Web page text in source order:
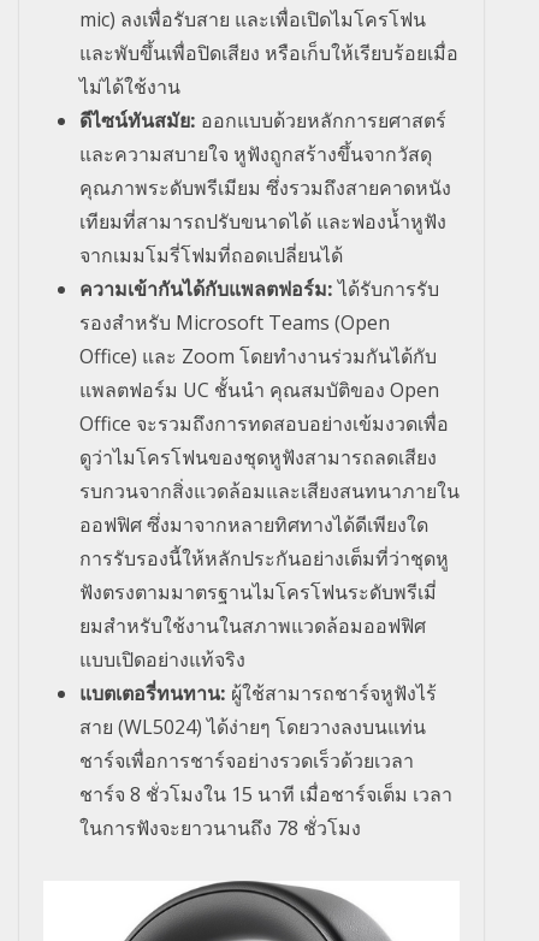
mic) ลงเพื่อรับสาย และเพื่อเปิดไมโครโฟน
และพับขึ้นเพื่อปิดเสียง หรือเก็บให้เรียบร้อยเมื่อ
ไม่ได้ใช้งาน
ดีไซน์ทันสมัย: ออกแบบด้วยหลักการยศาสตร์
และความสบายใจ หูฟังถูกสร้างขึ้นจากวัสดุ
คุณภาพระดับพรีเมียม ซึ่งรวมถึงสายคาดหนัง
เทียมที่สามารถปรับขนาดได้ และฟองน้ำหูฟัง
จากเมมโมรี่โฟมที่ถอดเปลี่ยนได้
ความเข้ากันได้กับแพลตฟอร์ม:ได้รับการรับ
รองสําหรับ Microsoft Teams (Open
Office) และ Zoom โดยทํางานร่วมกันได้กับ
แพลตฟอร์ม UC ชั้นนำ คุณสมบัติของ Open
Office จะรวมถึงการทดสอบอย่างเข้มงวดเพื่อ
ดูว่าไมโครโฟนของชุดหูฟังสามารถลดเสียง
รบกวนจากสิ่งแวดล้อมและเสียงสนทนาภายใน
ออฟฟิศ ซึ่งมาจากหลายทิศทางได้ดีเพียงใด
การรับรองนี้ให้หลักประกันอย่างเต็มที่ว่าชุดหู
ฟังตรงตามมาตรฐานไมโครโฟนระดับพรีเมี่
ยมสําหรับใช้งานในสภาพแวดล้อมออฟฟิศ
แบบเปิดอย่างแท้จริง
แบตเตอรี่ทนทาน: ผู้ใช้สามารถชาร์จหูฟังไร้
สาย (WL5024)ได้ง่ายๆ โดยวางลงบนแท่น
ชาร์จเพื่อการชาร์จอย่างรวดเร็วด้วยเวลา
ชาร์จ 8 ชั่วโมงใน 15 นาที เมื่อชาร์จเต็ม เวลา
ในการฟังจะยาวนานถึง 78 ชั่วโมง